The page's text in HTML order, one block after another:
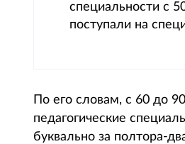
специальности с
поступали на
По его словам, с 60 до
педагогические
буквально за полтора-